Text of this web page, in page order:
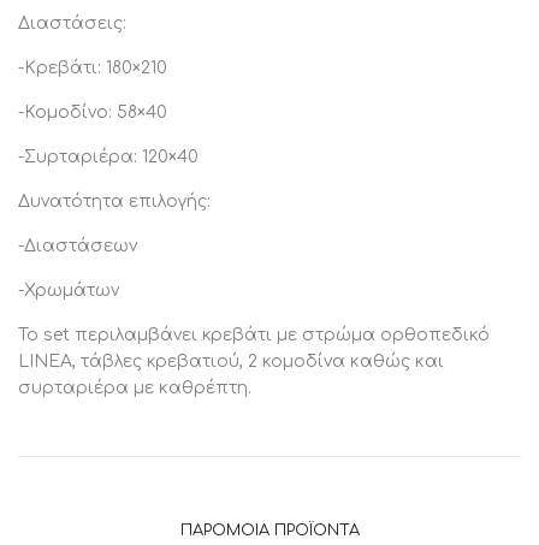
Διαστάσεις:
-Κρεβάτι: 180×210
-Κομοδίνο: 58×40
-Συρταριέρα: 120×40
Δυνατότητα επιλογής:
-Διαστάσεων
-Χρωμάτων
Το set περιλαμβάνει κρεβάτι με στρώμα ορθοπεδικό
LINEA, τάβλες κρεβατιού, 2 κομοδίνα καθώς και
συρταριέρα με καθρέπτη.
ΠΑΡΌΜΟΙΑ ΠΡΟΪΌΝΤΑ